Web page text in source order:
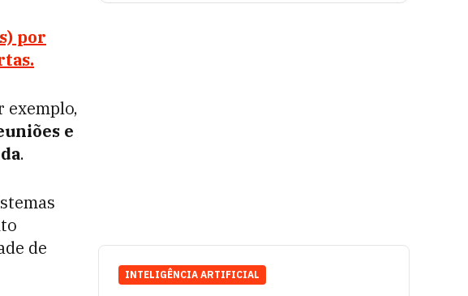
por
exemplo,
e
.
de
INTELIGÊNCIA ARTIFICIAL